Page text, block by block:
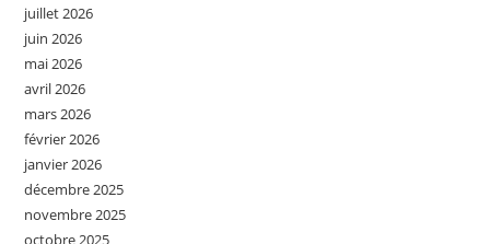
juillet 2026
juin 2026
mai 2026
avril 2026
mars 2026
février 2026
janvier 2026
décembre 2025
novembre 2025